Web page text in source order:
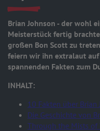
Brian Johnson - der wohl
Meisterstück fertig
großen Bon Scott zu
feiern wir ihn extralaut auf
spannenden Fakten zum
INHALT:
10 Fakten über Brian
Die Geschichte von
Through the Mists of